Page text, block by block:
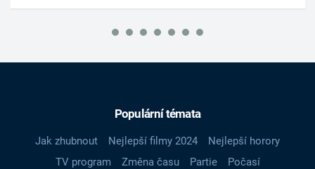
Populární témata
Jak zhubnout Nejlepší filmy 2024
Nejlepší horory
TV program
Změna času Partie
Počasí